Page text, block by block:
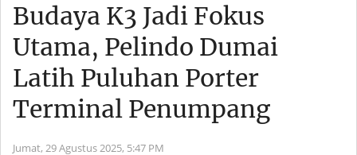
Budaya K3 Jadi Fokus
Utama, Pelindo Dumai
Latih Puluhan Porter
Terminal Penumpang
Jumat, 29 Agustus 2025, 5:47 PM